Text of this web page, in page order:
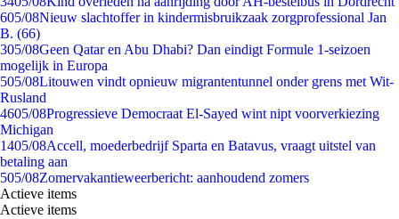
605/08Nieuw slachtoffer in kindermisbruikzaak zorgprofessional Jan
B. (66)
305/08Geen Qatar en Abu Dhabi? Dan eindigt Formule 1-seizoen
mogelijk in Europa
505/08Litouwen vindt opnieuw migrantentunnel onder grens met Wit-
Rusland
4605/08Progressieve Democraat El-Sayed wint nipt voorverkiezing
Michigan
1405/08Accell, moederbedrijf Sparta en Batavus, vraagt uitstel van
betaling aan
505/08Zomervakantieweerbericht: aanhoudend zomers
Actieve items
Actieve items